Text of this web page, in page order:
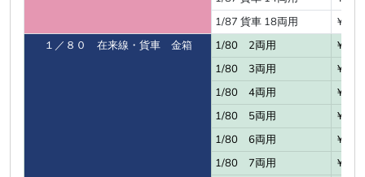
1/87 貨車 18両用
￥
１／８０ 在来線・貨車 金箱
1/80 2両用
￥
1/80 3両用
￥
1/80 4両用
￥
1/80 5両用
￥
1/80 6両用
￥
1/80 7両用
￥